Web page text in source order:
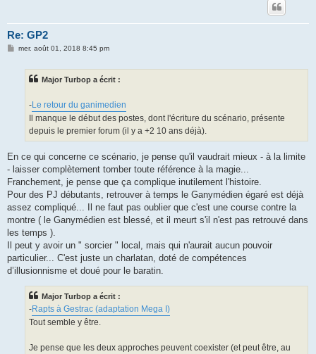
Re: GP2
Mmer. août 01, 2018 8:45 pm
Major Turbop a écrit :
-Le retour du ganimedien
Il manque le début des postes, dont l'écriture du scénario, présente
depuis le premier forum (il y a +2 10 ans déjà).
En ce qui concerne ce scénario, je pense qu'il vaudrait mieux - à la limite
- laisser complètement tomber toute référence à la magie...
Franchement, je pense que ça complique inutilement l'histoire.
Pour des PJ débutants, retrouver à temps le Ganymédien égaré est déjà
assez compliqué... Il ne faut pas oublier que c'est une course contre la
montre ( le Ganymédien est blessé, et il meurt s'il n'est pas retrouvé dans
les temps ).
Il peut y avoir un " sorcier " local, mais qui n'aurait aucun pouvoir
particulier... C'est juste un charlatan, doté de compétences
d’illusionnisme et doué pour le baratin.
Major Turbop a écrit :
-Rapts à Gestrac (adaptation Mega I)
Tout semble y être.
Je pense que les deux approches peuvent coexister (et peut être, au